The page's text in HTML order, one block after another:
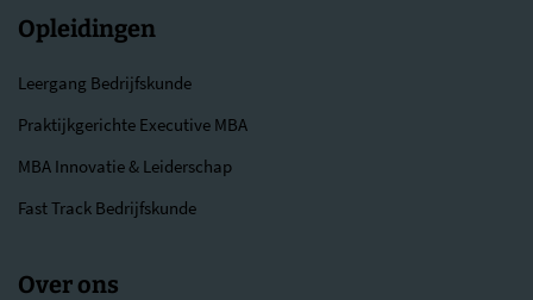
Opleidingen
Leergang Bedrijfskunde
Praktijkgerichte Executive MBA
MBA Innovatie & Leiderschap
Fast Track Bedrijfskunde
Over ons